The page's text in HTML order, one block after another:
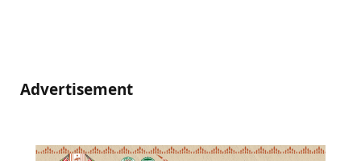
Advertisement